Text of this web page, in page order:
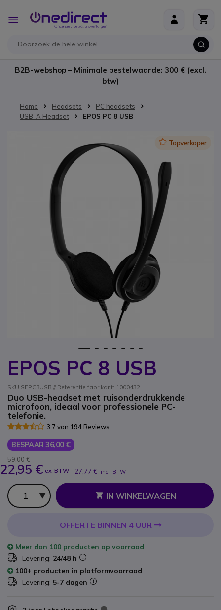
Toggle
Nav
B2B-webshop – Minimale bestelwaarde: 300 € (excl.
btw)
Home Headsets
PC headsets
USB-A Headset
EPOS PC 8 USB
EPOS PC 8 USB
SKU SEPC8USB // Referentie fabrikant: 1000432
Duo USB-headset met ruisonderdrukkende
microfoon, ideaal voor professionele PC-
telefonie.
3.7 van 194 Reviews
BESPAAR 36,00 €
59,00 €
22,95 € ex. BTW- 27,77 € incl. BTW
Aantal
IN WINKELWAGEN
OFFERTE BINNEN 4 UUR
Meer dan 100 producten op voorraad
Levering: 24/48 h
100+ producten in platformvoorraad
Levering: 5-7 dagen
IconTopverkoper
Ga naar het begin van de afbeeldingen-gallerij